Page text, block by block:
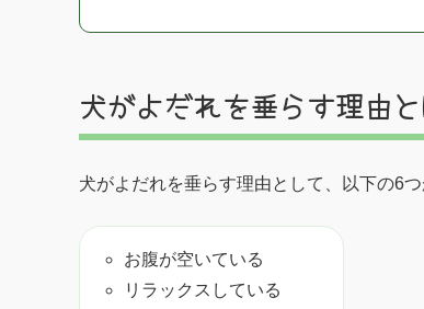
犬がよだれを垂らす理由
犬がよだれを垂らす理由として、以下の6つ
お腹が空いている
リラックスしている